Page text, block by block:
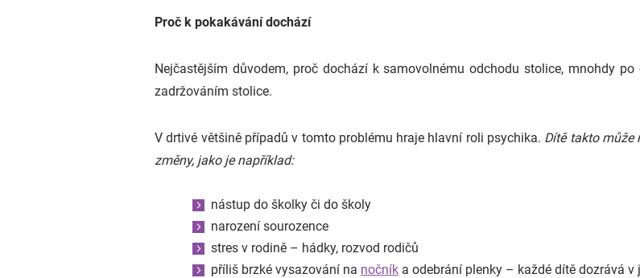
Proč k pokakávání dochází
Nejčastějším důvodem, proč dochází k samovolnému odchodu stolice, mnohdy
zadržováním stolice.
V drtivé většině případů v tomto problému hraje hlavní roli psychika. Dítě takto může
změny, jako je například:
nástup do školky či do školy
narození sourozence
stres v rodině – hádky, rozvod rodičů
příliš brzké vysazování na nočník a odebrání plenky – každé dítě dozrává v